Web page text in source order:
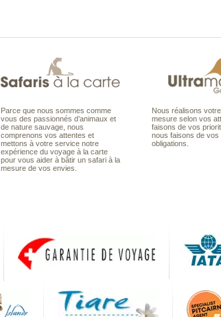
Parce que nous sommes comme
vous des passionnés d’animaux et
de nature sauvage, nous
comprenons vos attentes et
mettons à votre service notre
expérience du voyage à la carte
pour vous aider à bâtir un safari à la
mesure de vos envies.
Nous réalisons
mesure selon vos
faisons de vos
nous faisons de vos
obligations.